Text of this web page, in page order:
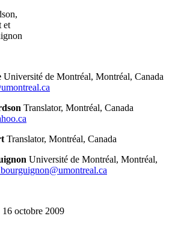
,
et
Université de Montréal, Montréal, Canada
Translator, Montréal, Canada
Translator, Montréal, Canada
Université de Montréal, Montréal,
octobre 2009